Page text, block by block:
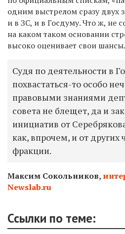
одним выстрелом сразу двух
и в ЗС, и в Госдуму. Что ж, не
на каком таком основании
высоко оценивает свои шансы.
Судя по деятельности в
похвастаться-то особо
правовыми знаниями
совета не блещет, да и
инициатив от
как, впрочем, и от других
фракции.
Максим Сокольников,
Newslab.ru
Ссылки по теме: